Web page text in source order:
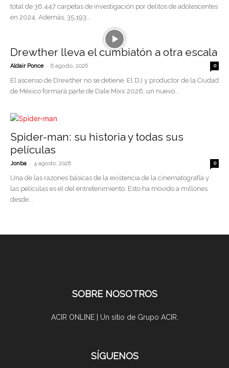
total de 36,447 carpetas de investigación por delitos de adolescentes
en 2024. Además, 35,193...
Drewther lleva el cumbiatón a otra escala
Aldair Ponce - 6 agosto, 2026 0
El ascenso de Drewther no se detiene. El DJ y productor de la Ciudad
de México formará parte de Dale Mixx 2026, un nuevo...
Spider-man: su historia y todas sus
películas
Jonba - 4 agosto, 2026 0
Una de las razones básicas de la existencia de la cinematografía y
las películas es el del entretenimiento. Esto ha movido a millones
desde...
SOBRE NOSOTROS
ACIR ONLINE | Un sitio de Grupo ACIR.
SÍGUENOS